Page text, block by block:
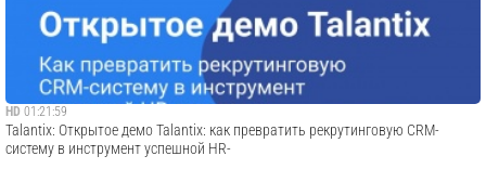
HD 01:21:59
Talantix: Открытое демо Talantix: как превратить рекрутинговую CRM-
систему в инструмент успешной HR-